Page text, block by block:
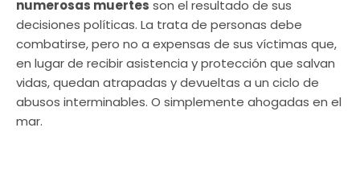
numerosas muertes son el resultado de sus
decisiones políticas. La trata de personas debe
combatirse, pero no a expensas de sus víctimas que,
en lugar de recibir asistencia y protección que salvan
vidas, quedan atrapadas y devueltas a un ciclo de
abusos interminables. O simplemente ahogadas en el
mar.